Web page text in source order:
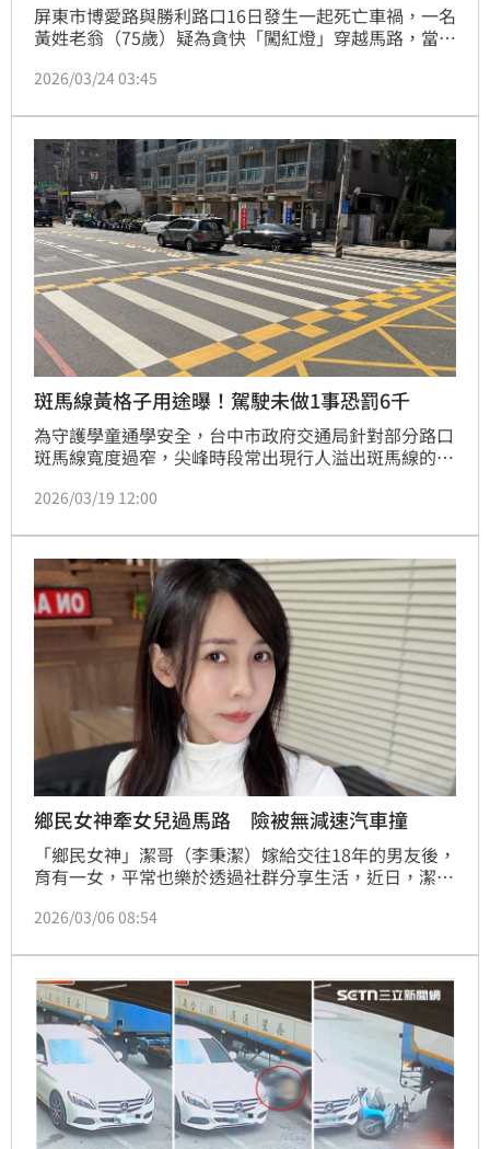
屏東市博愛路與勝利路口16日發生一起死亡車禍，一名
黃姓老翁（75歲）疑為貪快「闖紅燈」穿越馬路，當場
急送醫搶救，仍宣告不治，騎士高女（21歲）也連人帶
0，詳細事故原因仍待釐清，驚悚撞擊瞬間畫面曝光。
2026/03/24 03:45
斑馬線黃格子用途曝！駕駛未做1事恐罰6千
為守護學童通學安全，台中市政府交通局針對部分路口
斑馬線寬度過窄，尖峰時段常出現行人溢出斑馬線的情
局將原約3公尺寬行人穿越線，依路口條件調整5至6公
計，提高遠距辨識度，提醒駕駛前方為行人熱點，及早
減速慢行，打造更安全、友善的步行環境。
2026/03/19 12:00
鄉民女神牽女兒過馬路 險被無減速汽車撞
「鄉民女神」潔哥（李秉潔）嫁給交往18年的男友後，
育有一女，平常也樂於透過社群分享生活，近日，潔哥
讓她嚇到一度飆髒話。蔡佩伶報導
2026/03/06 08:54